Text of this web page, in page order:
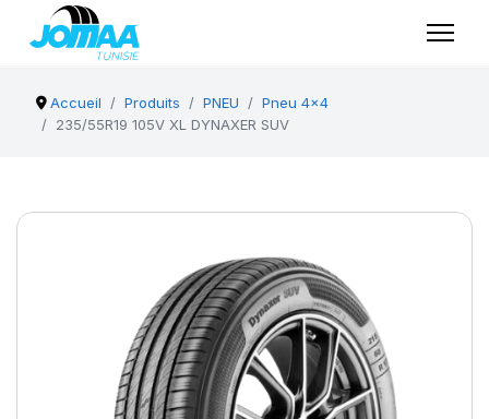
Accueil Produits PNEU
Pneu 4x4
235/55R19 105V XL DYNAXER SUV